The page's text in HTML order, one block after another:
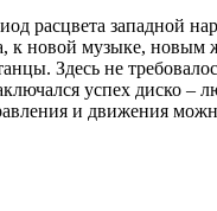
расцвета западной
к новой музыке,
Здесь не
успех диско –
и движения